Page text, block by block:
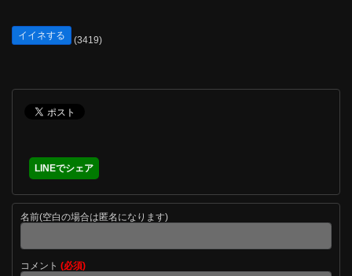
イイネする (3419)
LINEでシェア
名前(空白の場合は匿名になります)
コメント (必須)